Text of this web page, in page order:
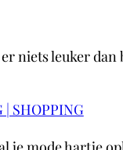
niets leuker
| SHOPPING